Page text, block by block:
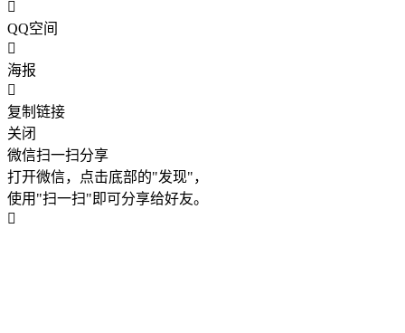
QQ空间
海报
复制链接
关闭
微信扫一扫分享
打开微信，点击底部的"发现"，
使用"扫一扫"即可分享给好友。